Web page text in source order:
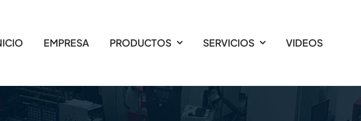
EMPRESA PRODUCTOS SERVICIOS VIDEOS